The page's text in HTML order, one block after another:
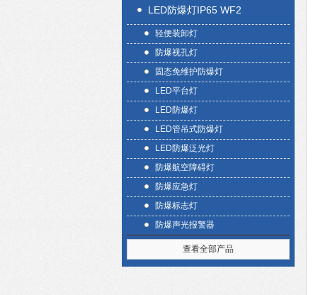
LED防爆灯IP65 WF2
轻便装卸灯
防爆视孔灯
固态免维护防爆灯
LED平台灯
LED防爆灯
LED管吊式防爆灯
LED防爆泛光灯
防爆航空障碍灯
防爆应急灯
防爆标志灯
防爆声光报警器
查看全部产品